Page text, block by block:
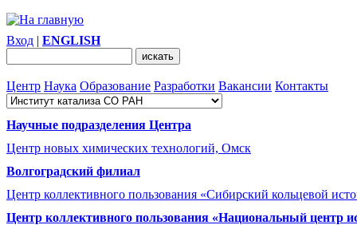
Вход | ENGLISH
Центр Наука Образование Разработки Вакансии Контакты
Научные подразделения Центра
Центр новых химических технологий, Омск
Волгоградский филиал
Центр коллективного пользования «Сибирский кольцевой
Центр коллективного пользования «Национальный центр